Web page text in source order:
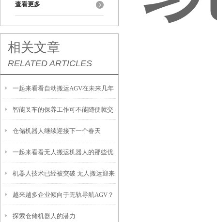
查看更多
相关文章
RELATED ARTICLES
一起来看看自动搬运AGV在未来几年
的发展趋势
智能叉车的保养工作可不能随便就交
差了
仓储机器人继续迎接下一个春天
一起来看看无人搬运机器人的那些优
势吧！
机器人技术已经被突破 无人搬运迎来
新天地-视觉导航机器人
越来越多企业倾向于无轨导航AGV？
探索仓储机器人的潜力